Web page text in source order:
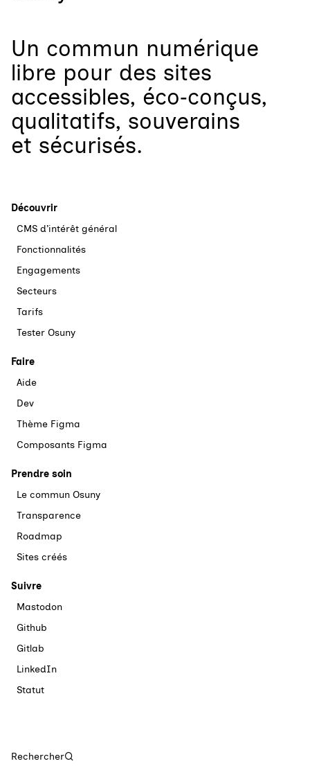
Un commun numérique
libre pour des sites
accessibles, éco‑conçus,
qualitatifs, souverains
et sécurisés.
Découvrir
CMS d’intérêt général
Fonctionnalités
Engagements
Secteurs
Tarifs
Tester Osuny
Faire
Aide
Dev
Thème Figma
Composants Figma
Prendre soin
Le commun Osuny
Transparence
Roadmap
Sites créés
Suivre
Mastodon
Github
Gitlab
LinkedIn
Statut
Rechercher